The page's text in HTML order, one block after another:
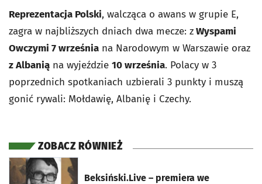
Reprezentacja Polski, walcząca o awans w grupie E,
zagra w najbliższych dniach dwa mecze: zWyspami
Owczymi 7 września na Narodowym w Warszawie oraz
z Albanią na wyjeździe 10 września. Polacy w 3
poprzednich spotkaniach uzbierali 3 punkty i muszą
gonić rywali: Mołdawię, Albanię i Czechy.
ZOBACZ RÓWNIEŻ
Beksiński.Live – premiera we
otworzy się w nowej karcie